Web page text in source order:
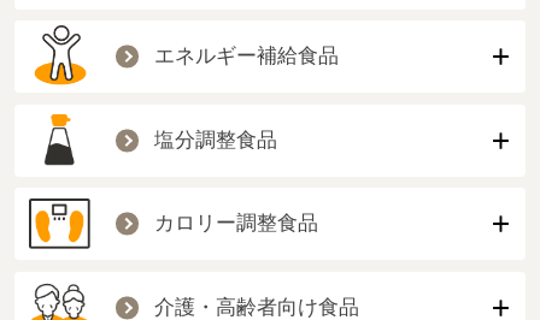
エネルギー補給食品
塩分調整食品
カロリー調整食品
介護・高齢者向け食品